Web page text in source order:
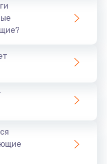
работу компьютера;
мышь или другие
работоспособный
моделей независимо